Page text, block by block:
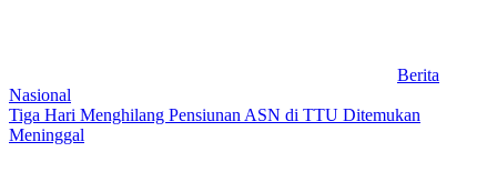
Berita
Nasional
Tiga Hari Menghilang Pensiunan ASN di TTU Ditemukan
Meninggal